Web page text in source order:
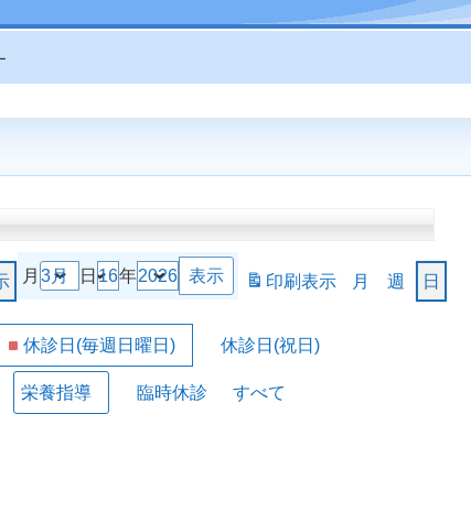
月 日 年 印刷表示 月 週 日
休診日(毎週日曜日) 休診日(祝日)
栄養指導 臨時休診 すべて